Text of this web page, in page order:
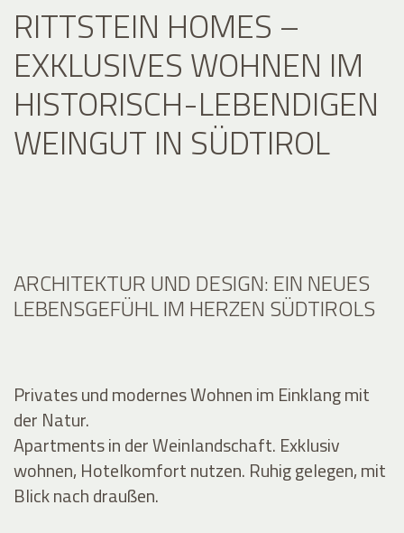
RITTSTEIN HOMES –
EXKLUSIVES WOHNEN IM
HISTORISCH-LEBENDIGEN
WEINGUT IN SÜDTIROL
ARCHITEKTUR UND DESIGN: EIN NEUES
LEBENSGEFÜHL IM HERZEN SÜDTIROLS
Privates und modernes Wohnen im Einklang mit
der Natur.
Apartments in der Weinlandschaft. Exklusiv
wohnen, Hotelkomfort nutzen. Ruhig gelegen, mit
Blick nach draußen.